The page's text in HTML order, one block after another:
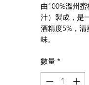
由100%溫州
汁）製成，是
酒精度5%，
味。
數量 *